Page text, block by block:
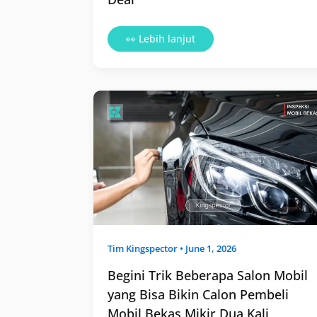
👀 Lebih lanjut
Tim Kingspector • June 1, 2026
Begini Trik Beberapa Salon Mobil
yang Bisa Bikin Calon Pembeli
Mobil Bekas Mikir Dua Kali
Begini
Trik
Beberapa
Salon
Mobil
yang
Bisa
Bikin
Calon
Pembeli
Mobil
Dua